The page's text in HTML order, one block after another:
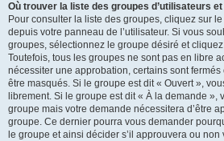
Où trouver la liste des groupes d’utilisateurs
Pour consulter la liste des groupes, cliquez sur
depuis votre panneau de l’utilisateur. Si vous
groupes, sélectionnez le groupe désiré et
Toutefois, tous les groupes ne sont pas en libre
nécessiter une approbation, certains sont fermés
être masqués. Si le groupe est dit « Ouvert »,
librement. Si le groupe est dit « À la demande »,
groupe mais votre demande nécessitera d’être
groupe. Ce dernier pourra vous demander
le groupe et ainsi décider s’il approuvera ou